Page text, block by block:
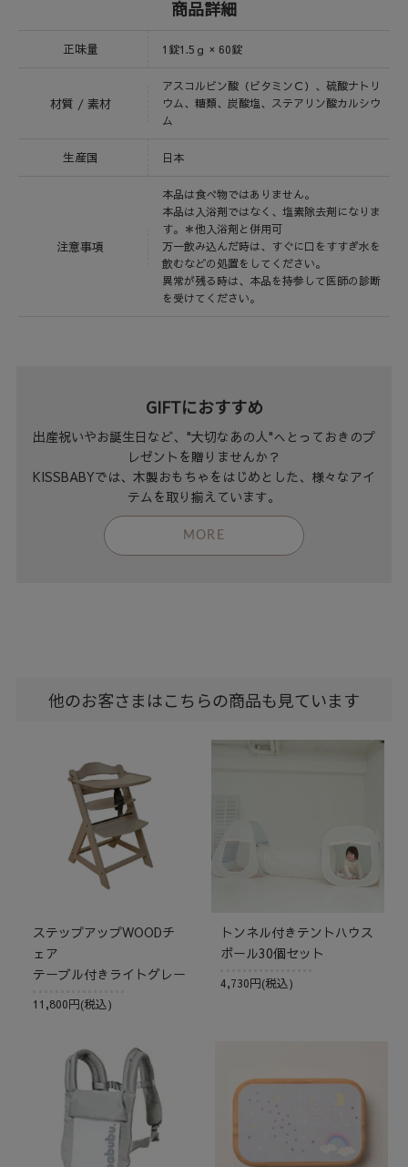
商品詳細
正味量 1錠1.5ｇ × 60錠
材質 / 素材
アスコルビン酸（ビタミンＣ）、硫酸ナトリ
ウム、糖類、炭酸塩、ステアリン酸カルシウ
ム
生産国 日本
注意事項
本品は食べ物ではありません。
本品は入浴剤ではなく、塩素除去剤になりま
す。＊他入浴剤と併用可
万一飲み込んだ時は、すぐに口をすすぎ水を
飲むなどの処置をしてください。
異常が残る時は、本品を持参して医師の診断
を受けてください。
GIFTにおすすめ
出産祝いやお誕生日など、"大切なあの人"へとっておきのプ
レゼントを贈りませんか？
KISSBABYでは、木製おもちゃをはじめとした、様々なアイ
テムを取り揃えています。
MORE
他のお客さまはこちらの商品も見ています
ステップアップWOODチ
ェア
テーブル付きライトグレー
11,800円(税込)
トンネル付きテントハウス
ボール30個セット
4,730円(税込)